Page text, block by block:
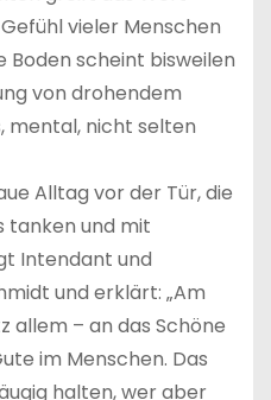
vieler Menschen
Boden scheint bisweilen
von drohendem
mental, nicht selten
Alltag vor der Tür, die
tanken und mit
Intendant und
und erklärt: „Am
allem – an das Schöne
im Menschen. Das
halten, wer aber